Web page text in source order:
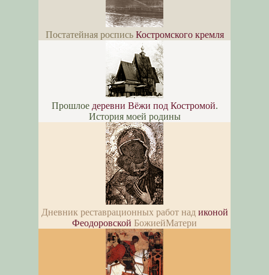
Постатейная роспись Костромского кремля
Прошлое деревни Вёжи под Костромой.
История моей родины
Дневник реставрационных работ над иконой
Феодоровской БожиейМатери